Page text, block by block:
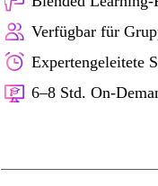
Verfügbar für
Expertengeleitete
6–8 Std. On-